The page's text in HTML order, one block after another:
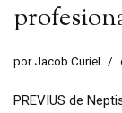
porJacob Curiel
PREVIUS de